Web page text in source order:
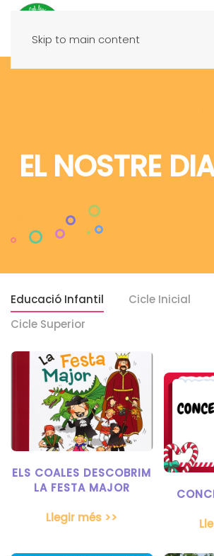
Skip to main content
EL NOSTRE
Educació Infantil Cicle Inicial
Cicle Superior
ELS COALES DESCOBRIM
LA FESTA MAJOR
Llegir més >>